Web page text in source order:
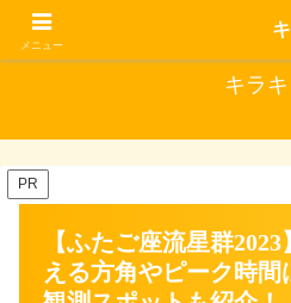
キラキラな毎日には
キラキ
PR
【ふたご座流星群
える方角やピーク時
メニュー